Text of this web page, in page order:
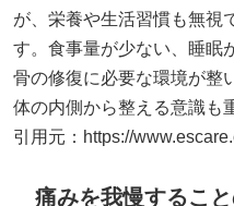
が、栄養や生活習慣も無視
す。食事量が少ない、睡眠
骨の修復に必要な環境が整
体の内側から整える意識も
引用元： https://
痛みを我慢するこ